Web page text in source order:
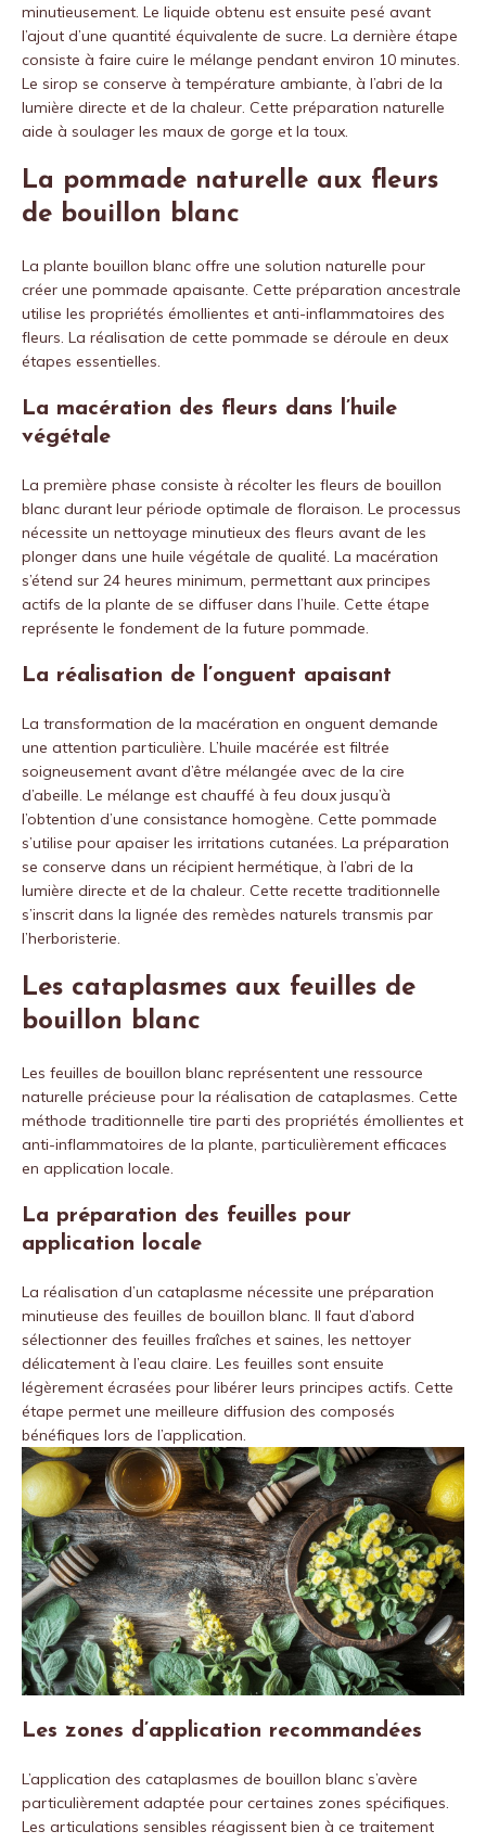
minutieusement. Le liquide obtenu est ensuite pesé avant
l’ajout d’une quantité équivalente de sucre. La dernière étape
consiste à faire cuire le mélange pendant environ 10 minutes.
Le sirop se conserve à température ambiante, à l’abri de la
lumière directe et de la chaleur. Cette préparation naturelle
aide à soulager les maux de gorge et la toux.
La pommade naturelle aux fleurs
de bouillon blanc
La plante bouillon blanc offre une solution naturelle pour
créer une pommade apaisante. Cette préparation ancestrale
utilise les propriétés émollientes et anti-inflammatoires des
fleurs. La réalisation de cette pommade se déroule en deux
étapes essentielles.
La macération des fleurs dans l’huile
végétale
La première phase consiste à récolter les fleurs de bouillon
blanc durant leur période optimale de floraison. Le processus
nécessite un nettoyage minutieux des fleurs avant de les
plonger dans une huile végétale de qualité. La macération
s’étend sur 24 heures minimum, permettant aux principes
actifs de la plante de se diffuser dans l’huile. Cette étape
représente le fondement de la future pommade.
La réalisation de l’onguent apaisant
La transformation de la macération en onguent demande
une attention particulière. L’huile macérée est filtrée
soigneusement avant d’être mélangée avec de la cire
d’abeille. Le mélange est chauffé à feu doux jusqu’à
l’obtention d’une consistance homogène. Cette pommade
s’utilise pour apaiser les irritations cutanées. La préparation
se conserve dans un récipient hermétique, à l’abri de la
lumière directe et de la chaleur. Cette recette traditionnelle
s’inscrit dans la lignée des remèdes naturels transmis par
l’herboristerie.
Les cataplasmes aux feuilles de
bouillon blanc
Les feuilles de bouillon blanc représentent une ressource
naturelle précieuse pour la réalisation de cataplasmes. Cette
méthode traditionnelle tire parti des propriétés émollientes et
anti-inflammatoires de la plante, particulièrement efficaces
en application locale.
La préparation des feuilles pour
application locale
La réalisation d’un cataplasme nécessite une préparation
minutieuse des feuilles de bouillon blanc. Il faut d’abord
sélectionner des feuilles fraîches et saines, les nettoyer
délicatement à l’eau claire. Les feuilles sont ensuite
légèrement écrasées pour libérer leurs principes actifs. Cette
étape permet une meilleure diffusion des composés
bénéfiques lors de l’application.
Les zones d’application recommandées
L’application des cataplasmes de bouillon blanc s’avère
particulièrement adaptée pour certaines zones spécifiques.
Les articulations sensibles réagissent bien à ce traitement